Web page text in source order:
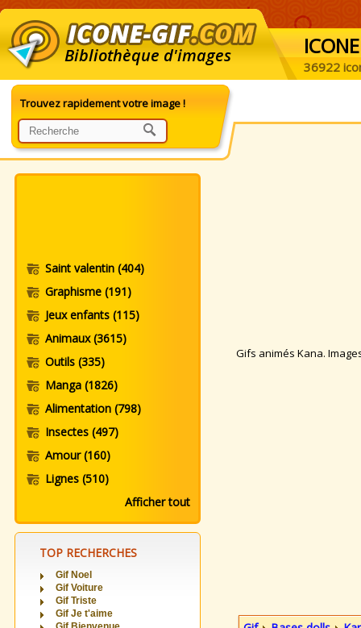
Bibliothèque d'images ICONE
36922
Trouvez rapidement votre image !
Saint valentin (404)
Graphisme (191)
Jeux enfants (115)
Animaux(3615)
Outils (335)
Manga (1826)
Alimentation (798)
Insectes (497)
Amour(160)
Lignes (510)
Afficher tout
TOP RECHERCHES
Gif Noel
Gif Voiture
Gif Triste
Gif Je t'aime
Gifs animés Kana.